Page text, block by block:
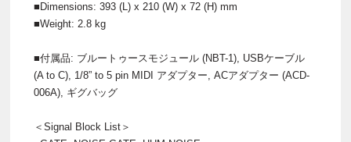
■Dimensions: 393 (L) x 210 (W) x 72 (H) mm
■Weight: 2.8 kg
■付属品: ブルートゥースモジュール (NBT-1), USBケーブル
(A to C), 1/8” to 5 pin MIDI アダプター, ACアダプター (ACD-
006A), ギグバッグ
＜Signal Block List＞